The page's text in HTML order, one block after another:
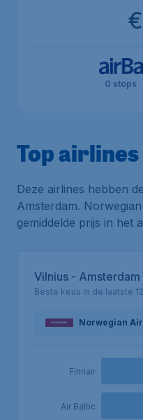
0 stops
Top airlines
Deze airlines hebben
Amsterdam.
gemiddelde prijs in het
Vilnius - Amsterdam
Beste keus in de laatste
Norwegian Air
Finnair
Air Baltic